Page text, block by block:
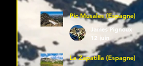
James Pignoux
21 juin
Pic Musales (Espagne)
James Pignoux
12 juin
La Zapatilla (Espagne)